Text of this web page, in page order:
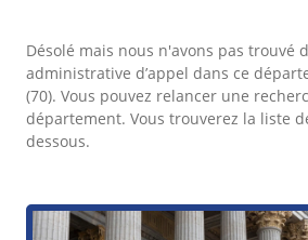
Désolé mais nous n'avons pas trouvé
administrative d’appel dans ce
(70). Vous pouvez relancer une
département. Vous trouverez la liste
dessous.